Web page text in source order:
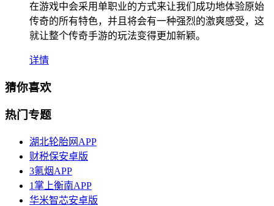
在游戏中会采用单职业的方式来让我们成功地体验原始
传奇的所有特色，并且将会有一种强烈的激爽感受，这
就让整个传奇手游的玩法变得更加新颖。
详情
猜你喜欢
热门专题
湖北轮胎网APP
财税保安卓版
3氪烟APP
1掌上衡南APP
华米智芯安卓版